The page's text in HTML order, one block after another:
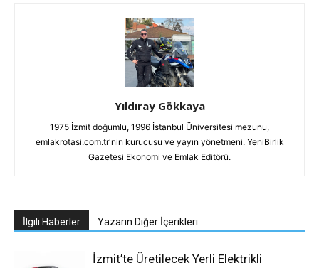
Yıldıray Gökkaya
1975 İzmit doğumlu, 1996 İstanbul Üniversitesi mezunu,
emlakrotasi.com.tr'nin kurucusu ve yayın yönetmeni. YeniBirlik
Gazetesi Ekonomi ve Emlak Editörü.
İlgili Haberler Yazarın Diğer İçerikleri
İzmit’te Üretilecek Yerli Elektrikli